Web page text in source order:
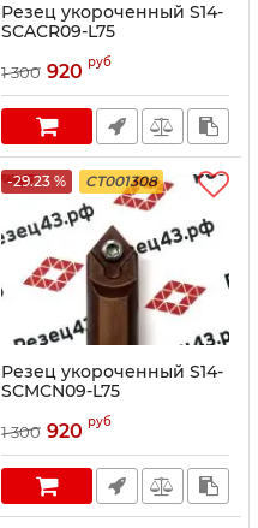
Резец укороченный S14-
SCACR09-L75
1 300 920 руб
-29.23 % CT001308
Резец укороченный S14-
SCMCN09-L75
1 300 920 руб